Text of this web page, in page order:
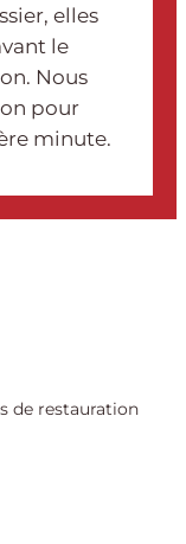
elles
le
Nous
pour
minute.
de restauration